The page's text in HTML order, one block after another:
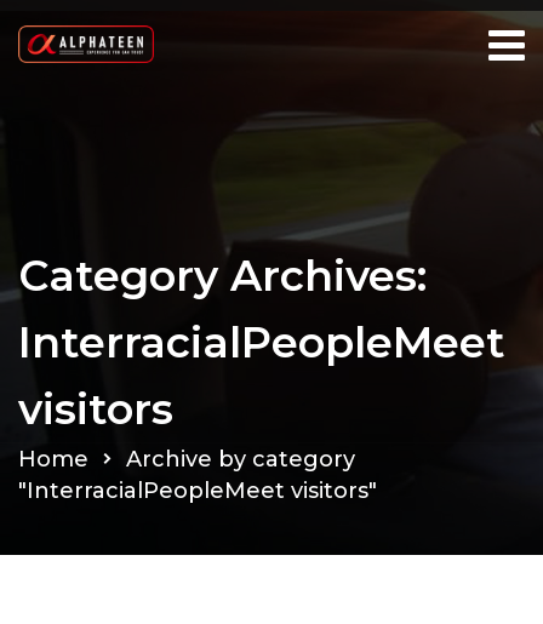
Category Archives:
InterracialPeopleMeet
visitors
Home
Archive by category
"InterracialPeopleMeet visitors"